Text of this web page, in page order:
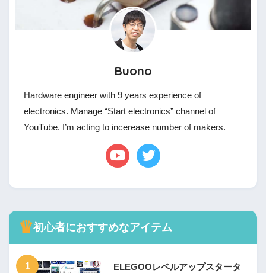
Buono
Hardware engineer with 9 years experience of
electronics. Manage “Start electronics” channel of
YouTube. I’m acting to incerease number of makers.
♛初心者におすすめなアイテム
1
ELEGOOレベルアップスタータ